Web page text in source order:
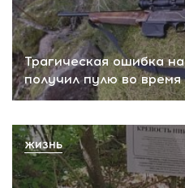
Трагическая ошибка
получил пулю во время
ЖИЗНЬ